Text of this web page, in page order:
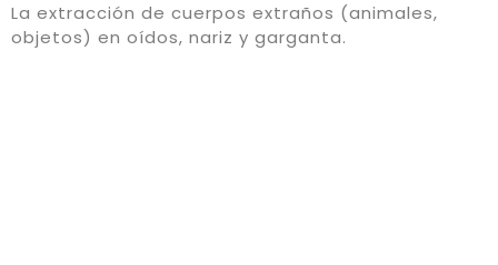
La extracción de cuerpos extraños (animales,
objetos) en oídos, nariz y garganta.